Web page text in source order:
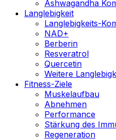
Ashwagandha
Langlebigkeit
Langlebigkeits-
NAD+
Berberin
Resveratrol
Quercetin
Weitere
Fitness-Ziele
Muskelaufbau
Abnehmen
Performance
Stärkung des
Regeneration